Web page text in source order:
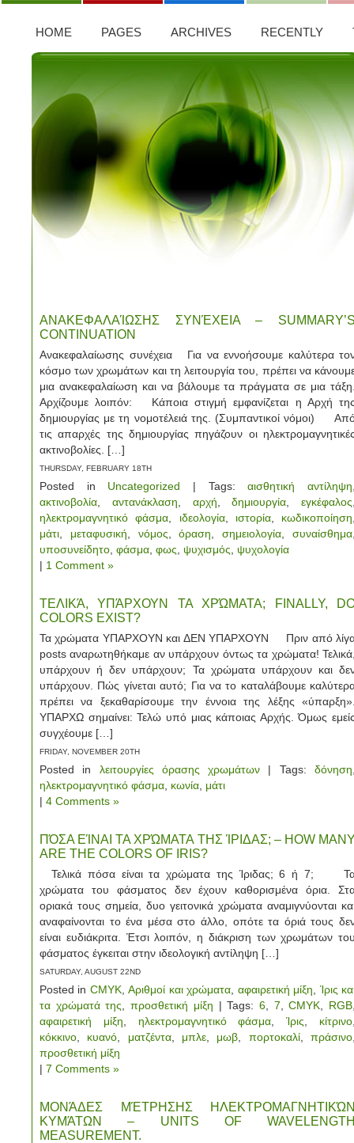
HOME PAGES ARCHIVES RECENTLY
ΑΝΑΚΕΦΑΛΑΊΩΣΗΣ ΣΥΝΈΧΕΙΑ –
CONTINUATION
Ανακεφαλαίωσης συνέχεια Για να εννοήσουμε καλύτερα
κόσμο των χρωμάτων και τη λειτουργία του, πρέπει να
μια ανακεφαλαίωση και να βάλουμε τα πράγματα σε μια
Αρχίζουμε λοιπόν: Κάποια στιγμή εμφανίζεται η Αρχή
δημιουργίας με τη νομοτέλειά της. (Συμπαντικοί νόμοι)
τις απαρχές της δημιουργίας πηγάζουν οι
ακτινοβολίες. […]
THURSDAY, FEBRUARY 18TH
Posted in Uncategorized | Tags:αισθητική αντίληψη
ακτινοβολία
αντανάκλαση αρχή ,δημιουργία εγκέφαλος
ηλεκτρομαγνητικό φάσμα
ιδεολογία, ιστορία, κωδικοποίηση
μάτι
μεταφυσική νόμος ,όραση ,σημειολογία ,συναίσθημα
υποσυνείδητο φάσμα φως ψυχισμός
ψυχολογία
| 1 Comment »
ΤΕΛΙΚΆ, ΥΠΆΡΧΟΥΝ ΤΑ ΧΡΏΜΑΤΑ; FINALLY,
COLORS EXIST?
Τα χρώματα ΥΠΑΡΧΟΥΝ και ΔΕΝ ΥΠΑΡΧΟΥΝ Πριν από
posts αναρωτηθήκαμε αν υπάρχουν όντως τα χρώματα!
υπάρχουν ή δεν υπάρχουν; Τα χρώματα υπάρχουν και
υπάρχουν. Πώς γίνεται αυτό; Για να το καταλάβουμε
πρέπει να ξεκαθαρίσουμε την έννοια της λέξης
ΥΠΑΡΧΩ σημαίνει: Τελώ υπό μιας κάποιας Αρχής. Όμως
συγχέουμε […]
FRIDAY, NOVEMBER 20TH
Posted in λειτουργίες όρασης χρωμάτων | Tags:δόνηση
ηλεκτρομαγνητικό φάσμα κωνία μάτι
| 4 Comments »
ΠΌΣΑ ΕΊΝΑΙ ΤΑ ΧΡΏΜΑΤΑ ΤΗΣ ΊΡΙΔΑΣ; – HOW
ARE THE COLORS OF IRIS?
Τελικά πόσα είναι τα χρώματα της Ίριδας; 6 ή 7;
χρώματα του φάσματος δεν έχουν καθορισμένα όρια.
οριακά τους σημεία, δυο γειτονικά χρώματα αναμιγνύονται
αναφαίνονται το ένα μέσα στο άλλο, οπότε τα όριά τους
είναι ευδιάκριτα. Έτσι λοιπόν, η διάκριση των χρωμάτων
φάσματος έγκειται στην ιδεολογική αντίληψη […]
SATURDAY, AUGUST 22ND
Posted in CMYK,Αριθμοί και χρώματα αφαιρετική μίξη
Ίρις
τα χρώματά της ,προσθετική μίξη | Tags: 6, 7 ,CMYK RGB
αφαιρετική μίξη
ηλεκτρομαγνητικό φάσμα ,Ίρις κίτρινο
κόκκινο
κυανό ματζέντα, μπλε μωβ πορτοκαλί,πράσινο
προσθετική μίξη
| 7 Comments »
ΜΟΝΆΔΕΣ ΜΈΤΡΗΣΗΣ
ΚΥΜΆΤΩΝ – UNITS OF
MEASUREMENT.